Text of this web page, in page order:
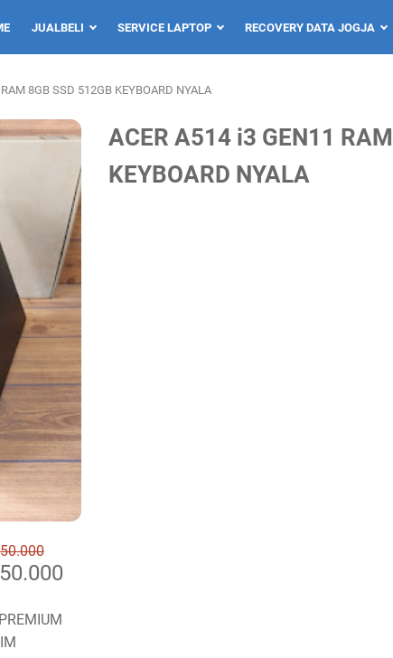
JUALBELI SERVICE LAPTOP RECOVERY DATA JOGJA
8GB SSD 512GB KEYBOARD NYALA
ACER A514 i3 GEN11
KEYBOARD NYALA